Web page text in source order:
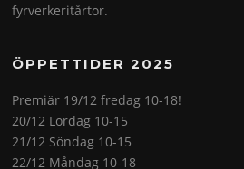
fyrverkeritårtor.
ÖPPETTIDER 2025
Premiär 19/12 fredag 10-18!
20/12 Lördag 10-15
21/12 Söndag 10-15
22/12 Måndag 10-18